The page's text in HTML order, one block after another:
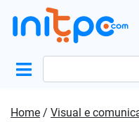
Home / Visual e